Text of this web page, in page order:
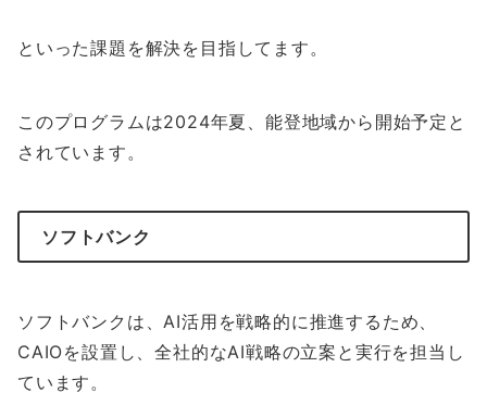
といった課題を解決を目指してます。
このプログラムは2024年夏、能登地域から開始予定と
されています。
ソフトバンク
ソフトバンクは、AI活用を戦略的に推進するため、
CAIOを設置し、全社的なAI戦略の立案と実行を担当し
ています。